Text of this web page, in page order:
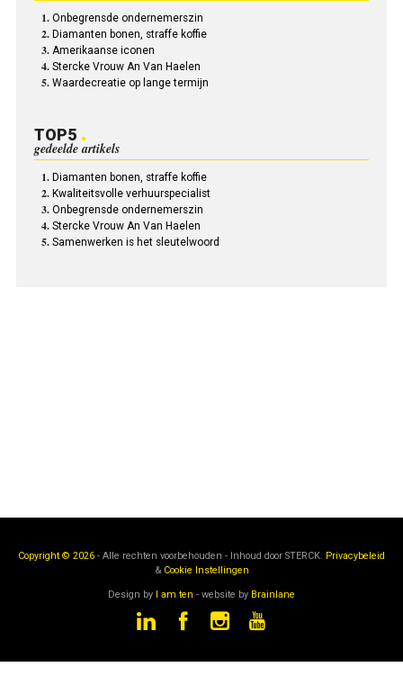
Onbegrensde ondernemerszin
Diamanten bonen, straffe koffie
Amerikaanse iconen
Stercke Vrouw An Van Haelen
Waardecreatie op lange termijn
TOP5
gedeelde artikels
Diamanten bonen, straffe koffie
Kwaliteitsvolle verhuurspecialist
Onbegrensde ondernemerszin
Stercke Vrouw An Van Haelen
Samenwerken is het sleutelwoord
Copyright © 2026 - Alle rechten voorbehouden - Inhoud door STERCK. Privacybeleid
& Cookie Instellingen
Design by I am ten - website by Brainlane